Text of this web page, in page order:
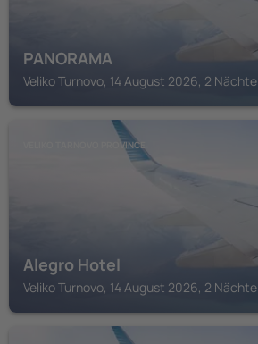
PANORAMA
Veliko Turnovo, 14 August 2026, 2 Nächte
VELIKO TARNOVO PROVINCE
Alegro Hotel
Veliko Turnovo, 14 August 2026, 2 Nächte